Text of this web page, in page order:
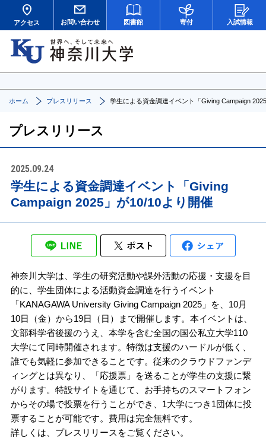
アクセス お問い合わせ 図書館 寄付 入試情報
ホーム プレスリリース 学生による資金調達イベント「Giving Campaign
プレスリリース
2025.09.24
学生による資金調達イベント「Giving
Campaign 2025」が10/10より開催
神奈川大学は、学生の研究活動や課外活動の応援・支援を目
的に、学生団体による活動資金調達を行うイベント
「KANAGAWA University Giving Campaign 2025」を、10月
10日（金）から19日（日）まで開催します。本イベントは、
文部科学省後援のうえ、本学を含む全国の国公私立大学110
大学にて同時開催されます。特徴は支援のハードルが低く、
誰でも気軽に参加できることです。従来のクラウドファンデ
ィングとは異なり、「応援票」を送ることが学生の支援に繋
がります。特設サイトを通じて、お手持ちのスマートフォン
からその場で投票を行うことができ、1大学につき1団体に投
票することが可能です。費用は完全無料です。
詳しくは、プレスリリースをご覧ください。